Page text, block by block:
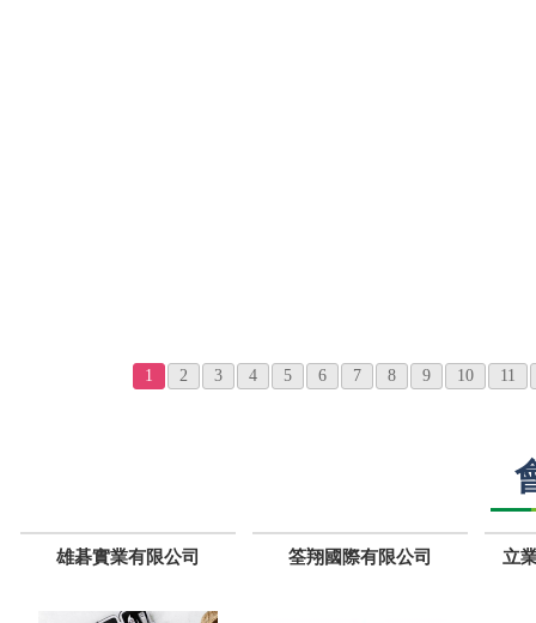
1 2 3 4 5 6 7 8 9 10 11
雄碁實業有限公司 筌翔國際有限公司 立